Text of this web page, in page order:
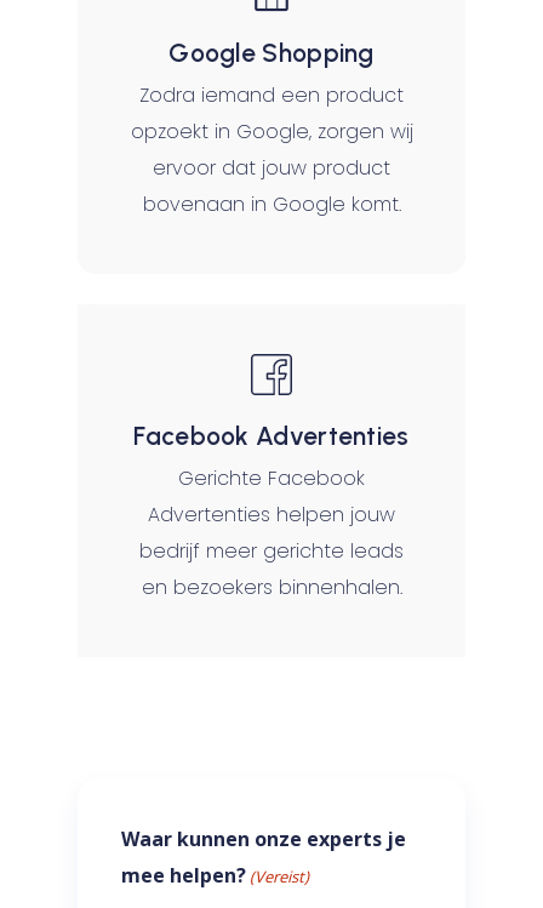
Google Shopping
Zodra iemand een product
opzoekt in Google, zorgen wij
ervoor dat jouw product
bovenaan in Google komt.
Facebook Advertenties
Gerichte Facebook
Advertenties helpen jouw
bedrijf meer gerichte leads
en bezoekers binnenhalen.
Waar kunnen onze experts je
mee helpen? (Vereist)